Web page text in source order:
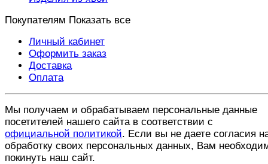
Покупателям Показать все
Личный кабинет
Оформить заказ
Доставка
Оплата
Мы получаем и обрабатываем персональные данные
посетителей нашего сайта в соответствии с
официальной политикой. Если вы не даете согласия
обработку своих персональных данных, Вам
покинуть наш сайт.